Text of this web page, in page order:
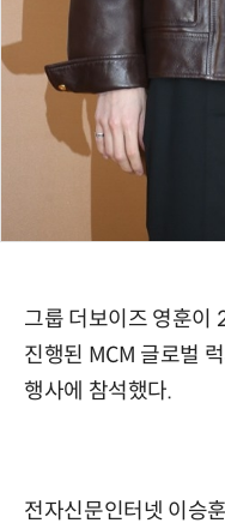
그룹 더보이즈 영훈이
진행된 MCM 글로벌
행사에 참석했다.
전자신문인터넷 이